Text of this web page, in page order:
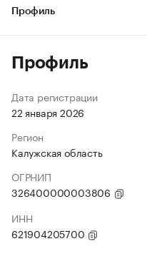
Профиль
Профиль
Дата регистрации
22 января 2026
Регион
Калужская область
ОГРНИП
326400000003806
ИНН
621904205700